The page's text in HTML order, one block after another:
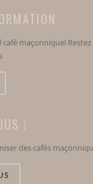
café maçonnique!
!
des cafés